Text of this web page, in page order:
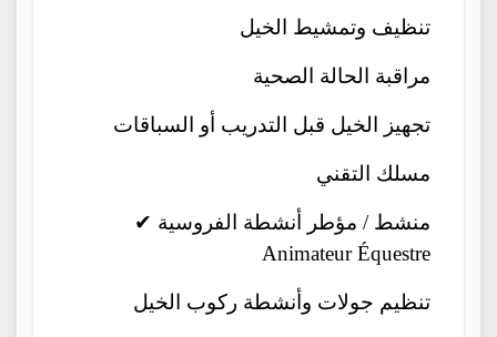
تنظيف وتمشيط الخيل
مراقبة الحالة الصحية
تجهيز الخيل قبل التدريب أو السباقات
مسلك التقني
✔ منشط / مؤطر أنشطة الفروسية
Animateur Équestre
تنظيم جولات وأنشطة ركوب الخيل